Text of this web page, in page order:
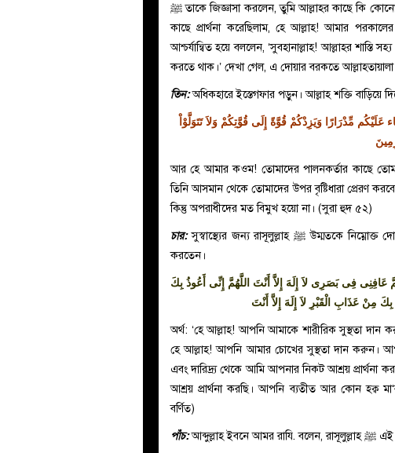
ﷺতাকে জিজ্ঞাসা করলেন, তুমি আল্লাহর কাছে কি
কাছে প্রার্থনা করেছিলাম, হে আল্লাহ! আমার
আশ্চর্যান্বিত হয়ে বললেন, ‘সুবহানাল্লাহ! আল্লাহর
করতে থাক।’ দেখা গেল, এ দোয়ার বরকতে
তিন:অধিকহারে ইস্তেগফার পড়ুন। আল্লাহ শক্তি
مِّدْرَارًا وَيَزِدْكُمْ قُوَّةً إِلَى قُوَّتِكُمْ وَلاَ تَتَوَلَّوْاْ
আর হে আমার কওম! তোমাদের পালনকর্তার কাছে
তিনি আসমান থেকে তোমাদের উপর বৃষ্টিধারা প্রেরণ
কিন্তু অপরাধীদের মত বিমুখ হয়ো না। (সুরা হুদ ৫২)
চার:সুস্বাস্থ্যের জন্য রাসূলুল্লাহﷺ উম্মতকে নিম্নোক্ত
করতেন।
فِى بَصَرِى لاَ إِلَهَ إِلاَّ أَنْتَ اللَّهُمَّ إِنِّى أَعُوذُ بِكَ
مِنْ عَذَابِ الْقَبْرِ لاَ إِلَهَ إِلاَّ أَنْتَ
অর্থ: ‘হে আল্লাহ! আপনি আমাকে শারীরিক সুস্থতা
হে আল্লাহ! আপনি আমার চোখের সুস্থতা দান করুন।
এবং দারিদ্র্য থেকে আমি আপনার নিকট আশ্রয়
আশ্রয় প্রার্থনা করছি। আপনি ব্যতীত আর কোন হক্ব
বর্ণিত)
পাঁচ:আব্দুল্লাহ ইবনে আমর রাযি. বলেন, রাসূলুল্লাহﷺ এই